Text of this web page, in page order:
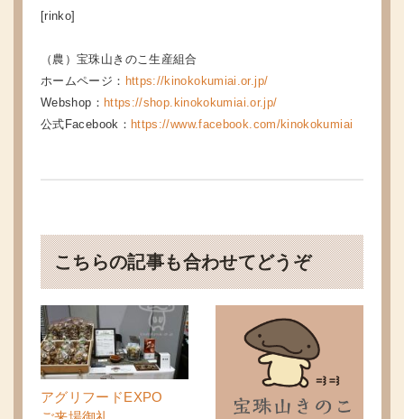
[rinko]
（農）宝珠山きのこ生産組合
ホームページ： https://kinokokumiai.or.jp/
Webshop： https://shop.kinokokumiai.or.jp/
公式Facebook： https://www.facebook.com/kinokokumiai
こちらの記事も合わせてどうぞ
アグリフードEXPO